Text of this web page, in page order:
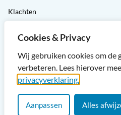
Cookies & Privacy
Wij gebruiken cookies om de
verbeteren. Lees hierover
privacyverklaring.
Aanpassen Alles
Klachten
Sitemap